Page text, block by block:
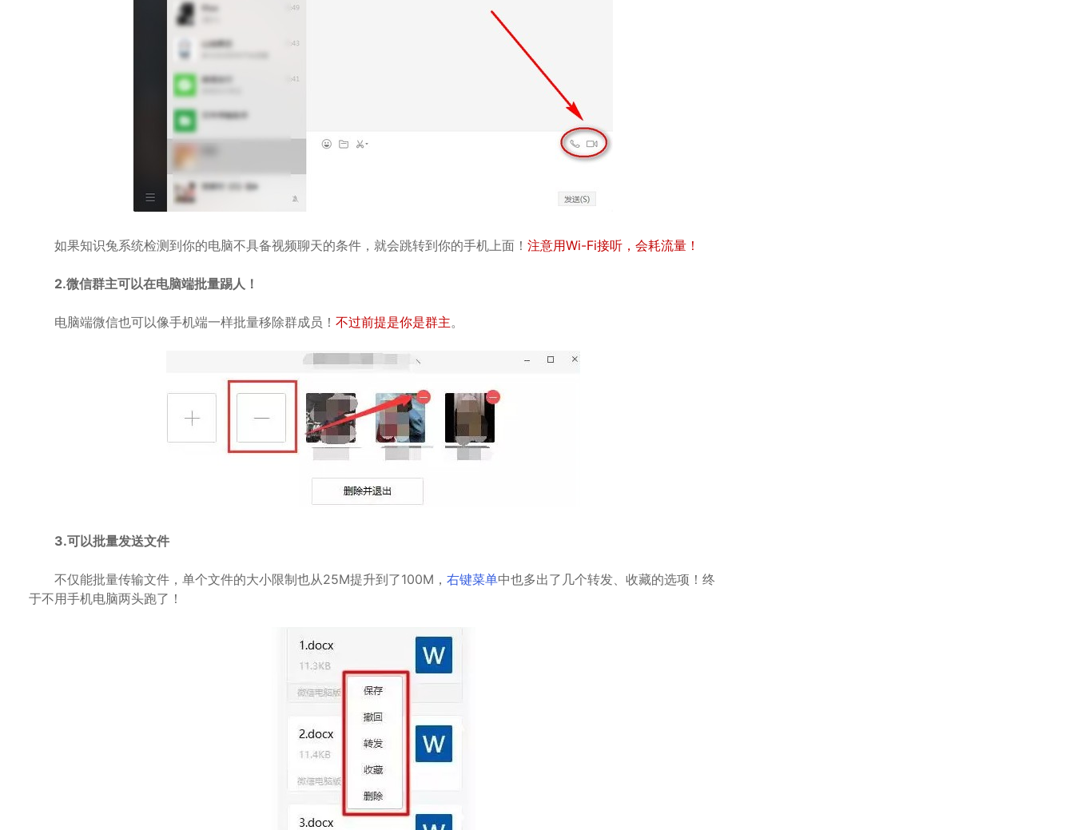
如果知识兔系统检测到你的电脑不具备视频聊天的条件，就会跳转到你的手机上面！ 注意用Wi-Fi接听，会耗流量！
2.微信群主可以在电脑端批量踢人！
电脑端微信也可以像手机端一样批量移除群成员！ 不过前提是你是群主。
3.可以批量发送文件
不仅能批量传输文件，单个文件的大小限制也从25M提升到了100M， 右键菜单中也多出了几个转发、收藏的选项！终
于不用手机电脑两头跑了！